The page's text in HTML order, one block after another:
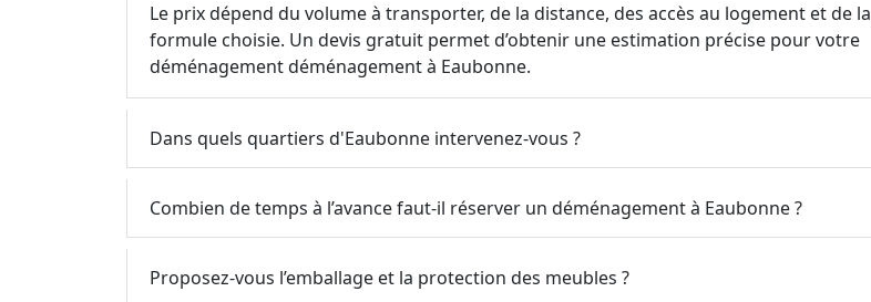
Le prix dépend du volume à transporter, de la distance, des accès au logement et de la
formule choisie. Un devis gratuit permet d’obtenir une estimation précise pour votre
déménagement déménagement à Eaubonne.
Dans quels quartiers d'Eaubonne intervenez-vous ?
Combien de temps à l’avance faut-il réserver un déménagement à Eaubonne ?
Proposez-vous l’emballage et la protection des meubles ?